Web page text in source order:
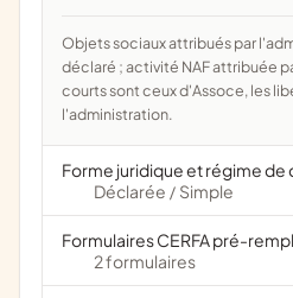
Objets sociaux attribués par l'administration d'après l'objet
déclaré ; activité NAF attribuée
courts sont ceux d'Assoce, les
l'administration.
Forme juridique et régime de
Déclarée / Simple
Formulaires CERFA pré-
2 formulaires